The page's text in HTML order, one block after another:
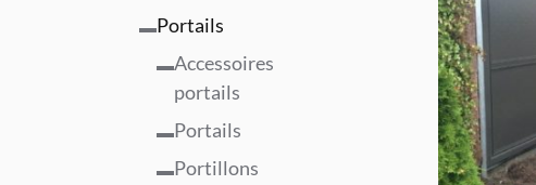
Portails
Accessoires
portails
Portails
Portillons